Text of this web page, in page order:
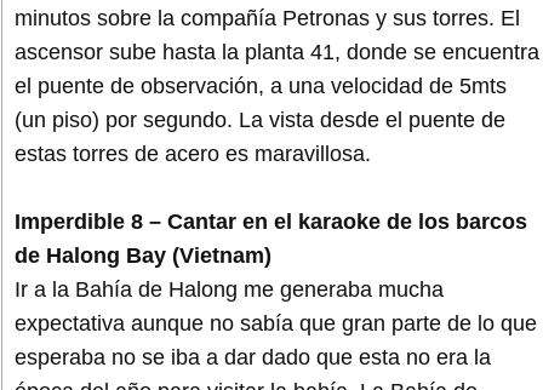
minutos sobre la compañía Petronas y sus torres. El
ascensor sube hasta la planta 41, donde se encuentra
el puente de observación, a una velocidad de 5mts
(un piso) por segundo. La vista desde el puente de
estas torres de acero es maravillosa.
Imperdible 8 – Cantar en el karaoke de los barcos
de Halong Bay (Vietnam)
Ir a la Bahía de Halong me generaba mucha
expectativa aunque no sabía que gran parte de lo que
esperaba no se iba a dar dado que esta no era la